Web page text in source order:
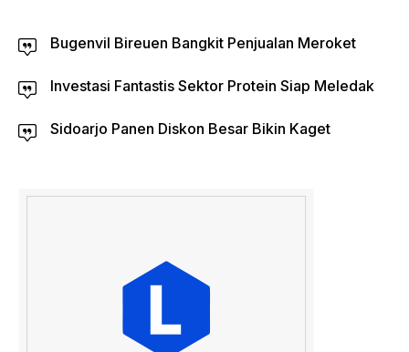
Bugenvil Bireuen Bangkit Penjualan Meroket
Investasi Fantastis Sektor Protein Siap Meledak
Sidoarjo Panen Diskon Besar Bikin Kaget